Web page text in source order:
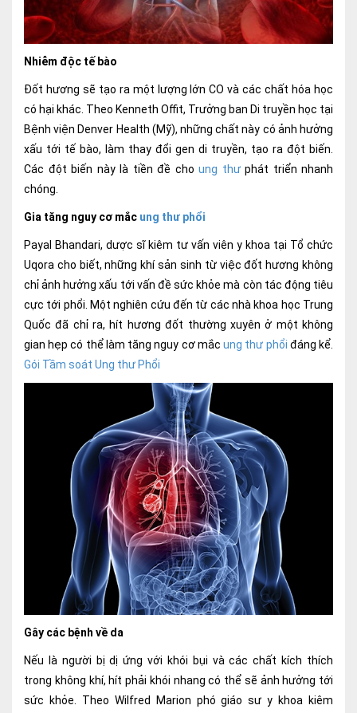
Xét nghiệm
Xét nghiệm sàng lọc NIPT
Nội soi tiêu hóa
Gói khám sức khỏe cá nhân định kỳ
Dịch vụ ưu đãi đặc biệt
Bác sĩ online - Tư vấn từ xa
Nhà thuốc GPP
Dịch vụ Y tế Cơ quan – MEDI-OFFICE
Dịch vụ Y tế gia đình – MEDI-HOME
Lấy mẫu xét nghiệm tại nhà
Bảo hiểm Y tế
Bảo lãnh viện phí HỎI ĐÁP
TUYỂN DỤNG TRA CỨU HỒ SƠ
Nhiễm độc tế bào
Đốt hương sẽ tạo ra một lượng lớn CO và các chất hóa học
có hại khác. Theo Kenneth Offit, Trưởng ban Di truyền học tại
Bệnh viện Denver Health (Mỹ), những chất này có ảnh hưởng
xấu tới tế bào, làm thay đổi gen di truyền, tạo ra đột biến.
Các đột biến này là tiền đề cho ung thưphát triển nhanh
chóng.
Gia tăng nguy cơ mắc ung thư phổi
Payal Bhandari, dược sĩ kiêm tư vấn viên y khoa tại Tổ chức
Uqora cho biết, những khí sản sinh từ việc đốt hương không
chỉ ảnh hưởng xấu tới vấn đề sức khỏe mà còn tác động tiêu
cực tới phổi. Một nghiên cứu đến từ các nhà khoa học Trung
Quốc đã chỉ ra, hít hương đốt thường xuyên ở một không
gian hẹp có thể làm tăng nguy cơ mắcung thư phổi đáng kể.
Gói Tầm soát Ung thư Phổi
Gây các bệnh về da
Nếu là người bị dị ứng với khói bụi và các chất kích thích
trong không khí, hít phải khói nhang có thể sẽ ảnh hưởng tới
sức khỏe. Theo Wilfred Marion phó giáo sư y khoa kiêm